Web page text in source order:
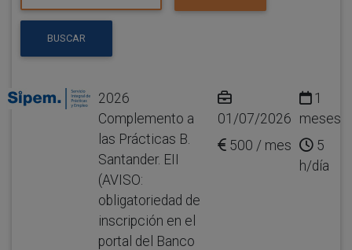
BUSCAR
2026
Complemento a
las Prácticas B.
Santander. EII
(AVISO:
obligatoriedad de
inscripción en el
portal del Banco
01/07/2026
500 / mes
1
meses
5
h/día